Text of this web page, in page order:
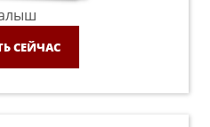
СЕЙЧАС